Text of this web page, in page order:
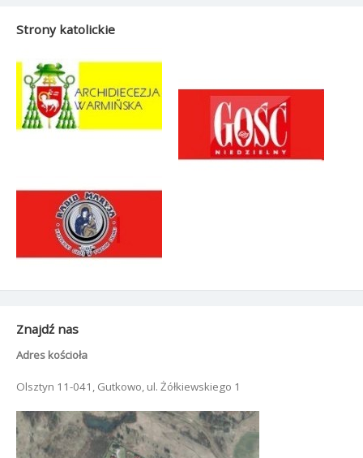
Strony katolickie
Znajdź nas
Adres kościoła
Olsztyn 11-041, Gutkowo, ul. Żółkiewskiego 1